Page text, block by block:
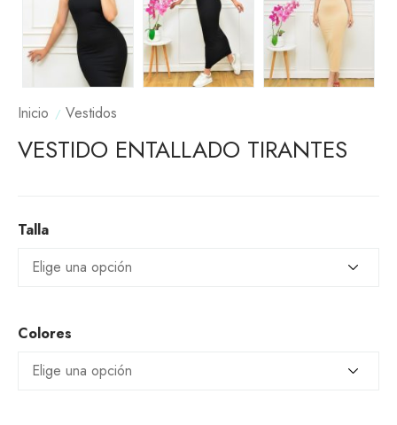
Inicio Vestidos
VESTIDO ENTALLADO TIRANTES
Talla
Colores